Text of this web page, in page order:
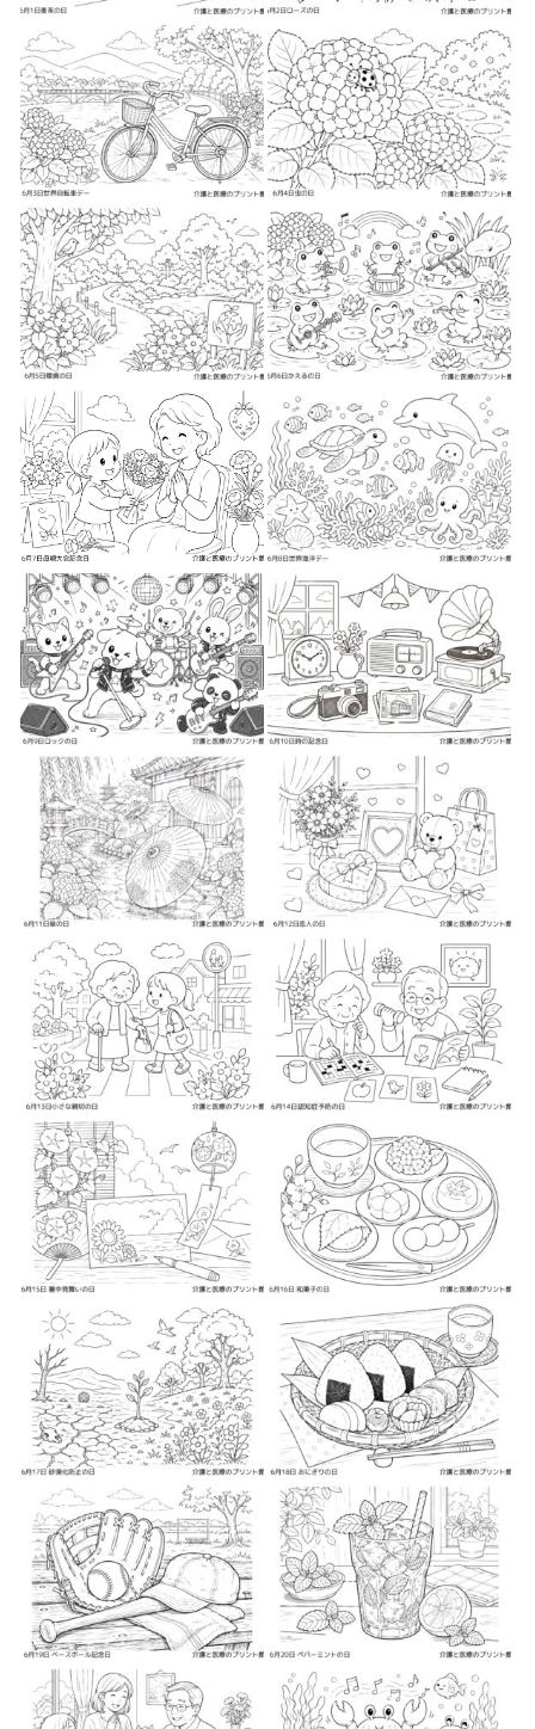
2026-05-23 2026-05-23
2026-05-23 2026-05-24
2026-05-25 2026-05-26
2026-05-26 2026-05-28
2026-05-28 2026-05-30
2026-05-30 2026-06-1
2026-06-1 2026-06-2
2026-06-2 2026-06-3
2026-06-3 2026-06-3